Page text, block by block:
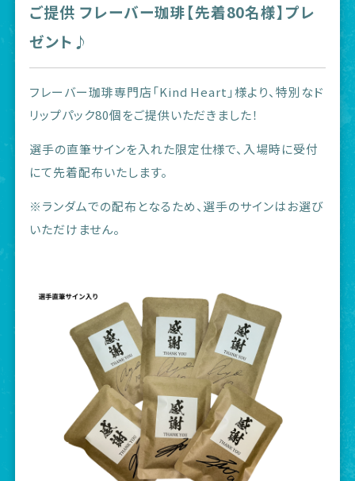
ご提供 フレーバー珈琲【先着80名様】プレ
ゼント♪
フレーバー珈琲専門店「Kind Heart」様より、特別なド
リップパック80個をご提供いただきました！
選手の直筆サインを入れた限定仕様で、入場時に受付
にて先着配布いたします。
※ランダムでの配布となるため、選手のサインはお選び
いただけません。